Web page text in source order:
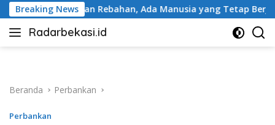
Langsung
ke
konten
Breaking News
Rebahan, Ada Manusia yang Tetap Berjalan BRI
Radarbekasi.id
Berita
Beranda
Perbankan
Perbankan